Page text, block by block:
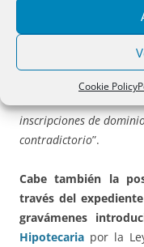
Cookie Policy
que no conste en el
refieren tales notas
inscripción relativa a
inscripciones de
contradictorio”.
Cabe también la
través del
gravámenes
Hipotecaria por la